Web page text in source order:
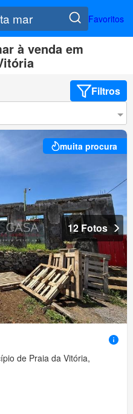
Favoritos
à venda em
Filtros
muita procura
12 Fotos
de Praia da Vitória,